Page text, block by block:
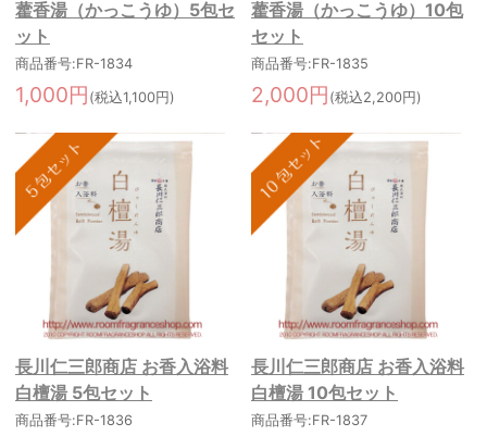
藿香湯（かっこうゆ）5包セ
ット
商品番号:FR-1834
1,000円 (税込1,100円)
藿香湯（かっこうゆ）10包
セット
商品番号:FR-1835
2,000円 (税込2,200円)
長川仁三郎商店 お香入浴料
白檀湯 5包セット
商品番号:FR-1836
長川仁三郎商店 お香入浴料
白檀湯 10包セット
商品番号:FR-1837